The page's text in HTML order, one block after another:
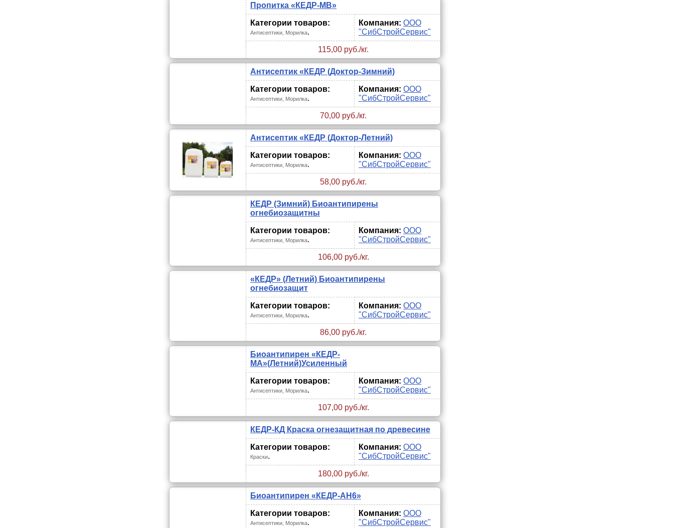
Пропитка «КЕДР-МВ»
Категории товаров:
Антисептики, Морилка.
Компания: ООО
"СибСтройСервис"
115,00 руб./кг.
Антисептик «КЕДР (Доктор-Зимний)
Категории товаров:
Антисептики, Морилка.
Компания: ООО
"СибСтройСервис"
70,00 руб./кг.
Антисептик «КЕДР (Доктор-Летний)
Категории товаров:
Антисептики, Морилка.
Компания: ООО
"СибСтройСервис"
58,00 руб./кг.
КЕДР (Зимний) Биоантипирены
огнебиозащитны
Категории товаров:
Антисептики, Морилка.
Компания: ООО
"СибСтройСервис"
106,00 руб./кг.
«КЕДР» (Летний) Биоантипирены
огнебиозащит
Категории товаров:
Антисептики, Морилка.
Компания: ООО
"СибСтройСервис"
86,00 руб./кг.
Биоантипирен «КЕДР-
МА»(Летний)Усиленный
Категории товаров:
Антисептики, Морилка.
Компания: ООО
"СибСтройСервис"
107,00 руб./кг.
КЕДР-КД Краска огнезащитная по древесине
Категории товаров:
Краски.
Компания: ООО
"СибСтройСервис"
180,00 руб./кг.
Биоантипирен «КЕДР-АН6»
Категории товаров:
Антисептики, Морилка.
Компания: ООО
"СибСтройСервис"